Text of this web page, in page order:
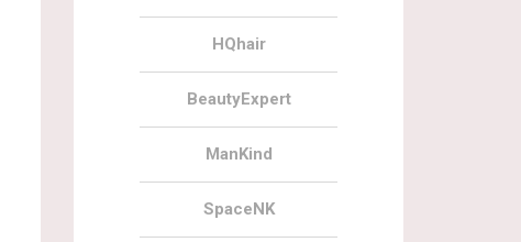
HQhair
BeautyExpert
ManKind
SpaceNK